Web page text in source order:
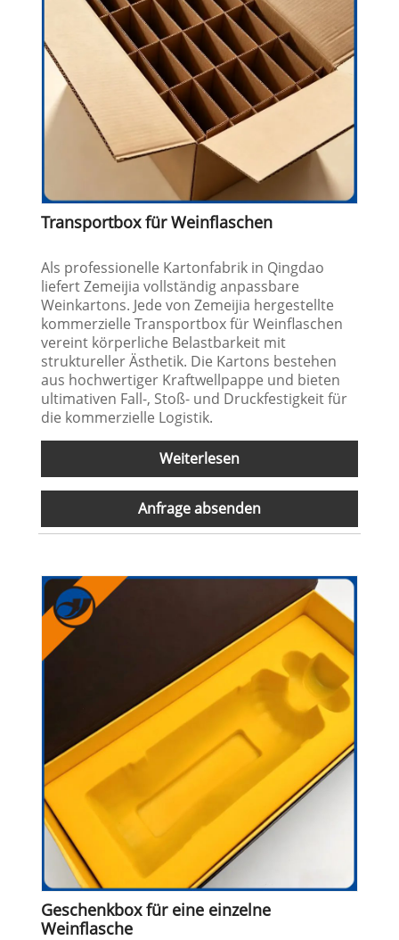
Transportbox für Weinflaschen
Als professionelle Kartonfabrik in Qingdao
liefert Zemeijia vollständig anpassbare
Weinkartons. Jede von Zemeijia hergestellte
kommerzielle Transportbox für Weinflaschen
vereint körperliche Belastbarkeit mit
struktureller Ästhetik. Die Kartons bestehen
aus hochwertiger Kraftwellpappe und bieten
ultimativen Fall-, Stoß- und Druckfestigkeit für
die kommerzielle Logistik.
Weiterlesen
Anfrage absenden
Geschenkbox für eine einzelne
Weinflasche